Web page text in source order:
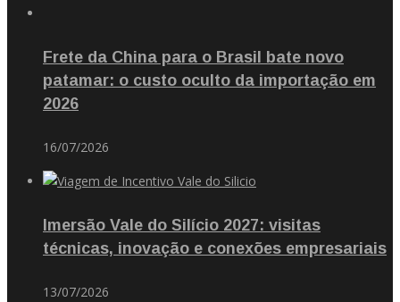
Frete da China para o Brasil bate novo
patamar: o custo oculto da importação em
2026
16/07/2026
Imersão Vale do Silício 2027: visitas
técnicas, inovação e conexões empresariais
13/07/2026